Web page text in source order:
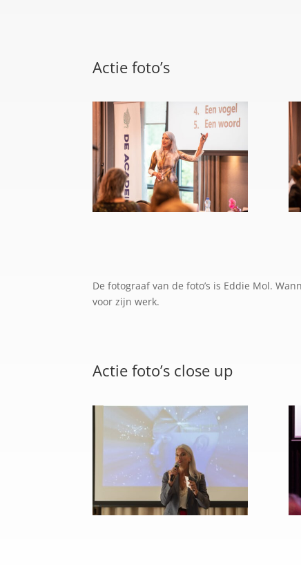
Actie foto’s
De fotograaf van de foto’s is Eddie Mol.
voor zijn werk.
Actie foto’s close up